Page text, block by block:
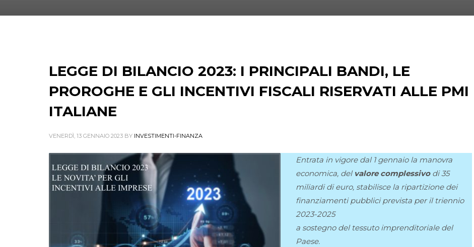
LEGGE DI BILANCIO 2023: I PRINCIPALI BANDI, LE
PROROGHE E GLI INCENTIVI FISCALI RISERVATI ALLE PMI
ITALIANE
VENERDÌ, 13 GENNAIO 2023 BY INVESTIMENTI-FINANZA
Entrata in vigore dal 1 gennaio la manovra
economica, del valore complessivodi 35
miliardi di euro, stabilisce la ripartizione dei
finanziamenti pubblici prevista per il triennio
2023-2025
a sostegno del tessuto imprenditoriale del
Paese.